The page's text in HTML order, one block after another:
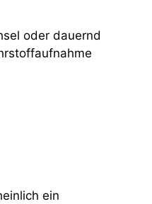
oder dauernd
ein